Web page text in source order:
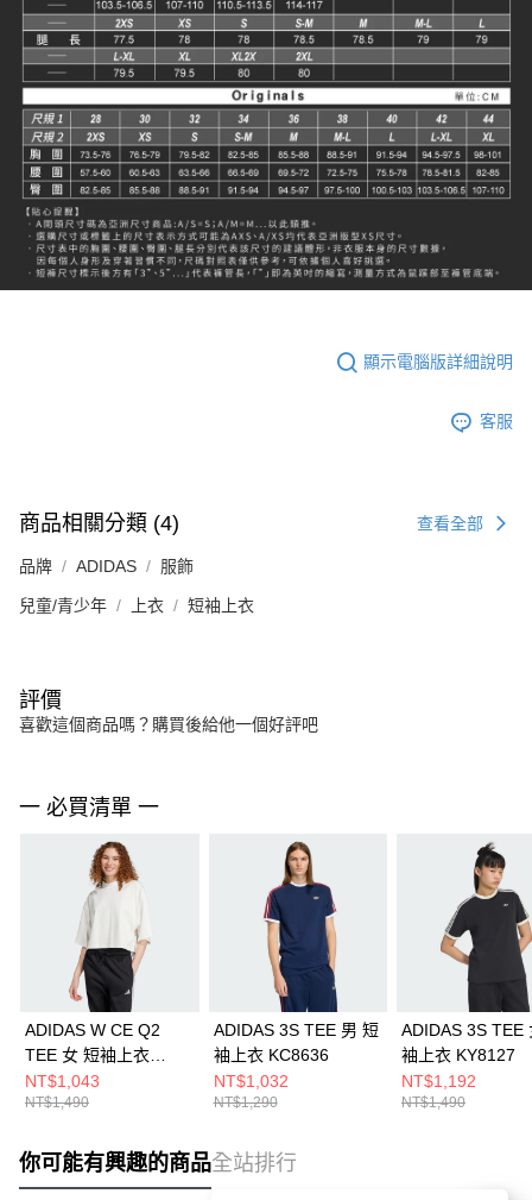
顯示電腦版詳細說明
客服
商品相關分類 (4) 查看全部
品牌 ADIDAS 服飾
兒童/青少年 上衣 短袖上衣
評價
喜歡這個商品嗎？購買後給他一個好評吧
一 必買清單 一
ADIDAS W CE Q2
TEE 女 短袖上衣
JF3404
NT$1,043
NT$1,490
ADIDAS 3S TEE 男 短
袖上衣 KC8636
NT$1,032
NT$1,290
ADIDAS 3S TEE
袖上衣 KY8127
NT$1,192
NT$1,490
你可能有興趣的商品全站排行